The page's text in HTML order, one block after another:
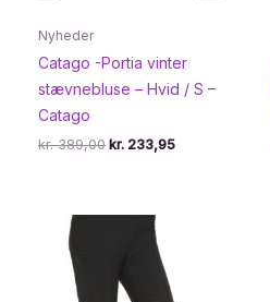
Nyheder
Catago -Portia vinter
stævnebluse – Hvid / S –
Catago
kr.389,00 Den
kr. 389,00.
kr. 233,95Den